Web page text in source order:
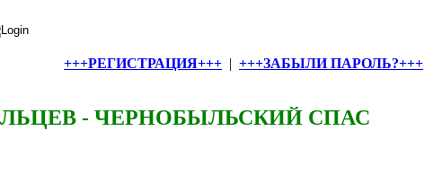
+++РЕГИСТРАЦИЯ+++ | +++ЗАБЫЛИ ПАРОЛЬ?+++
- ЧЕРНОБЫЛЬСКИЙ СПАС